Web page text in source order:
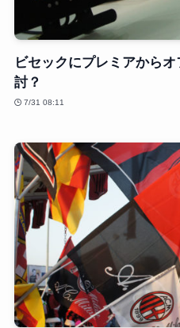
ビセックにプレミアから
討？
7/31 08:11